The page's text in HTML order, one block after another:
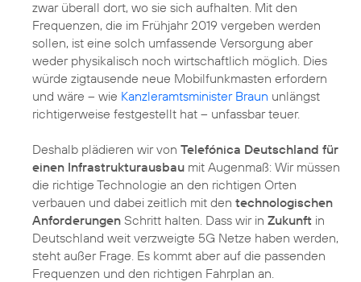
zwar überall dort, wo sie sich aufhalten. Mit den
Frequenzen, die im Frühjahr 2019 vergeben werden
sollen, ist eine solch umfassende Versorgung aber
weder physikalisch noch wirtschaftlich möglich. Dies
würde zigtausende neue Mobilfunkmasten erfordern
und wäre – wie Kanzleramtsminister Braun unlängst
richtigerweise festgestellt hat – unfassbar teuer.
Deshalb plädieren wir von Telefónica Deutschland für
einen Infrastrukturausbau mit Augenmaß: Wir müssen
die richtige Technologie an den richtigen Orten
verbauen und dabei zeitlich mit den technologischen
Anforderungen Schritt halten. Dass wir in Zukunft in
Deutschland weit verzweigte 5G Netze haben werden,
steht außer Frage. Es kommt aber auf die passenden
Frequenzen und den richtigen Fahrplan an.